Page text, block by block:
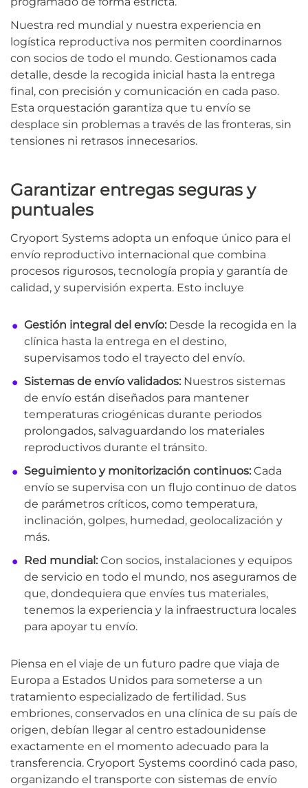
Nuestra red mundial y nuestra experiencia en
logística reproductiva nos permiten coordinarnos
con socios de todo el mundo. Gestionamos cada
detalle, desde la recogida inicial hasta la entrega
final, con precisión y comunicación en cada paso.
Esta orquestación garantiza que tu envío se
desplace sin problemas a través de las fronteras, sin
tensiones ni retrasos innecesarios.
Garantizar entregas seguras y
puntuales
Cryoport Systems adopta un enfoque único para el
envío reproductivo internacional que combina
procesos rigurosos, tecnología propia y garantía de
calidad, y supervisión experta. Esto incluye
Gestión integral del envío: Desde la recogida en la
clínica hasta la entrega en el destino,
supervisamos todo el trayecto del envío.
Sistemas de envío validados: Nuestros sistemas
de envío están diseñados para mantener
temperaturas criogénicas durante periodos
prolongados, salvaguardando los materiales
reproductivos durante el tránsito.
Seguimiento y monitorización continuos: Cada
envío se supervisa con un flujo continuo de datos
de parámetros críticos, como temperatura,
inclinación, golpes, humedad, geolocalización y
más.
Red mundial: Con socios, instalaciones y equipos
de servicio en todo el mundo, nos aseguramos de
que, dondequiera que envíes tus materiales,
tenemos la experiencia y la infraestructura locales
para apoyar tu envío.
Piensa en el viaje de un futuro padre que viaja de
Europa a Estados Unidos para someterse a un
tratamiento especializado de fertilidad. Sus
embriones, conservados en una clínica de su país de
origen, debían llegar al centro estadounidense
exactamente en el momento adecuado para la
transferencia. Cryoport Systems coordinó cada paso,
organizando el transporte con sistemas de envío